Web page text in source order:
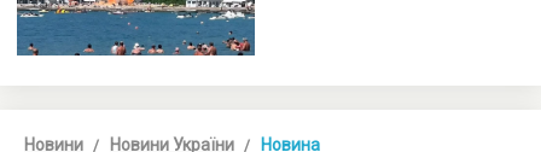
Новини Новини України Новина